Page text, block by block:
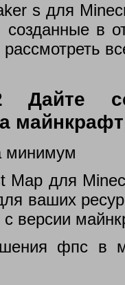
s для
созданные в
Дайте
майнкрафт
минимум
Map для
ваших
версии
фпс в